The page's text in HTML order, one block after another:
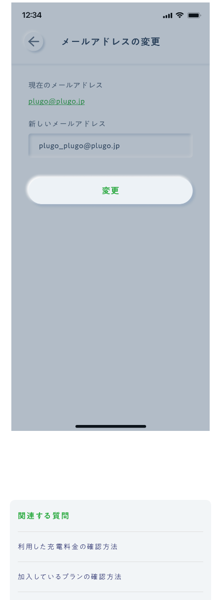
関連する質問
利用した充電料金の確認方法
加入しているプランの確認方法